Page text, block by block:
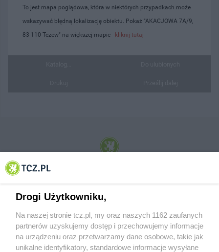
To jest mapa poglądowa, która w niektórych przypadkach może
wskazywać błędną lokalizację obiektu. Pokaż "AKACJOWA 7A/9,
83-110 Tczew" na większej mapie - kliknij tutaj
© 2001-2026 Tczew - TCZ.PL Sp. z o.o. Internetowy Serwis Informacyjny Miasta
Drogi Użytkowniku,
Na naszej stronie tcz.pl, my oraz naszych 1162 zaufanych
partnerów uzyskujemy dostęp i przechowujemy informacje
na urządzeniu oraz przetwarzamy dane osobowe, takie jak
unikalne identyfikatory, standardowe informacje wysyłane